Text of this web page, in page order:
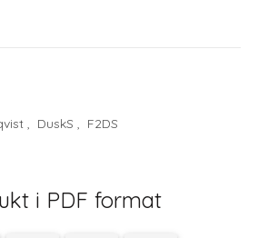
, DuskS , F2DS
i PDF format